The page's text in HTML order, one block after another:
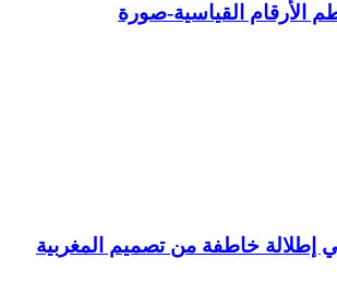
الأرقام القياسية-صورة
خاطفة من تصميم المغربية